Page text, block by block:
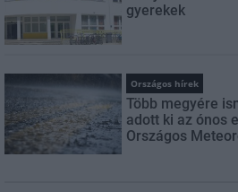
gyerekek
Országos hírek
Több megyére
adott ki az ónos
Országos